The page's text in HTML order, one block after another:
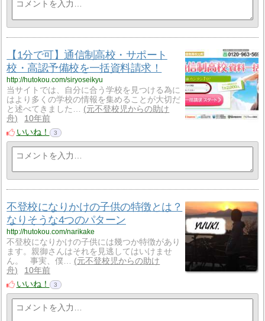
【1分で可】通信制高校・サポート
校・高認予備校を一括資料請求！
http://hutokou.com/siryoseikyu
当サイトでは、自分に合う学校を見つける為に
はより多くの学校の情報を集めることが大切だ
と述べてきました…
元不登校児からの助け
舟
10年前
いいね！
3
不登校になりかけの子供の特徴とは？
なりそうな4つのパターン
http://hutokou.com/narikake
不登校になりかけの子供には幾つか特徴があり
ます。親御さんはそれを見逃してはいけませ
ん。 事実、僕…
元不登校児からの助け
舟
10年前
いいね！
3